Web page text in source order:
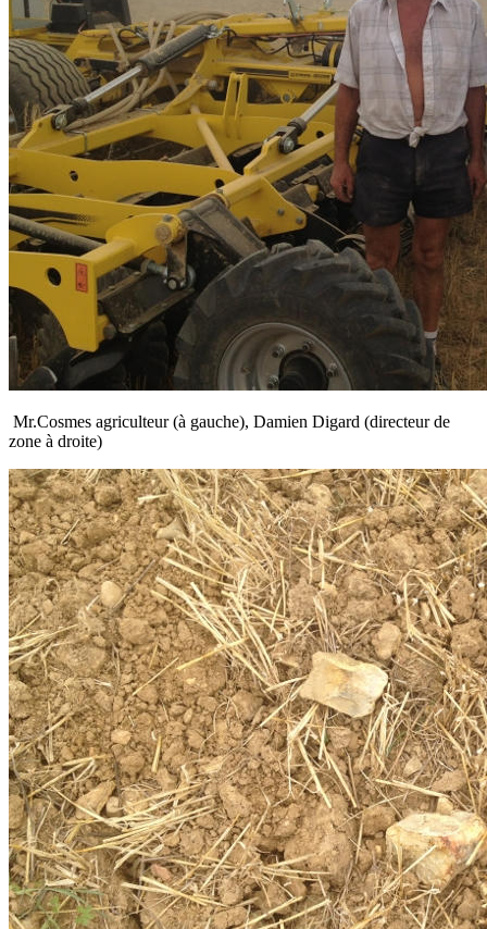
Mr.Cosmes agriculteur (à gauche), Damien Digard (directeur de
zone à droite)